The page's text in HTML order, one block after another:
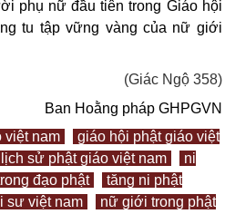
phụ nữ đầu tiên trong Giáo hội
tu tập vững vàng của nữ giới
(Giác Ngộ 358)
Ban Hoằng pháp GHPGVN
việt nam
giáo hội phật giáo việt
lịch sử phật giáo việt nam
ni
đạo phật
tăng ni phật
sư việt nam
nữ giới trong phật